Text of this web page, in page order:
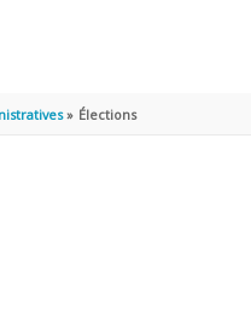
Élections